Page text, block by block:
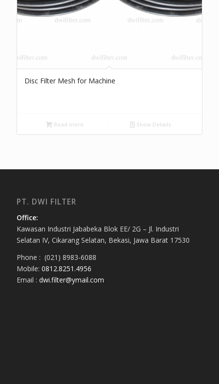
Disc Filter Mesh for Machine
Read more Show Details
PT. DWI FILTER
Office:
Kawasan Industri Jababeka Blok EE/ 2G – Jl. Industri
Selatan IV, Cikarang Selatan, Bekasi, Jawa Barat 17530
Phone : (021) 8983-6088
Mobile: 0812.8251.4956
Email : dwi.filter@ymail.com